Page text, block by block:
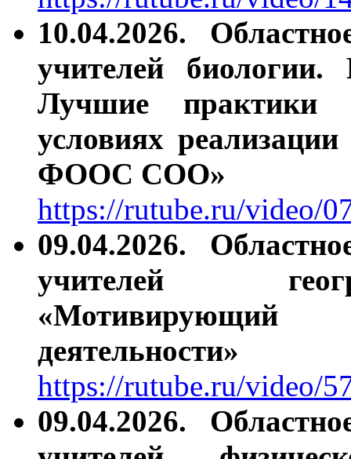
10.04.2026.
учителей
Лучшие практики
условиях
ФООС СОО»
https://rutube.ru/video/
09.04.2026.
учителей
«Мотивирующий
деятельности»
https://rutube.ru/video/
09.04.2026.